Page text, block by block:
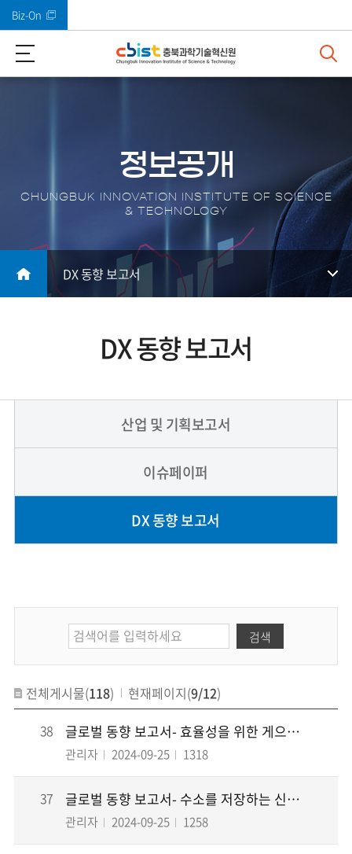
Biz-On
정보공개
CHUNGBUK INNOVATION INSTITUTE OF SCIENCE
& TECHNOLOGY
DX 동향 보고서
DX 동향 보고서
산업 및 기획보고서
이슈페이퍼
DX 동향 보고서
검색
전체게시물(118) 현재페이지(9/12)
38
글로벌 동향 보고서- 효율성을 위한 게으른 로봇 ＆ 고양이 눈에서 영감 받은 첨단 카메라 ...
관리자 2024-09-25 1318
37 글로벌 동향 보고서- 수소를 저장하는 신기술 개발 ＆ VR 게임의 대중화 실패의 원인과 해...
관리자 2024-09-25 1258